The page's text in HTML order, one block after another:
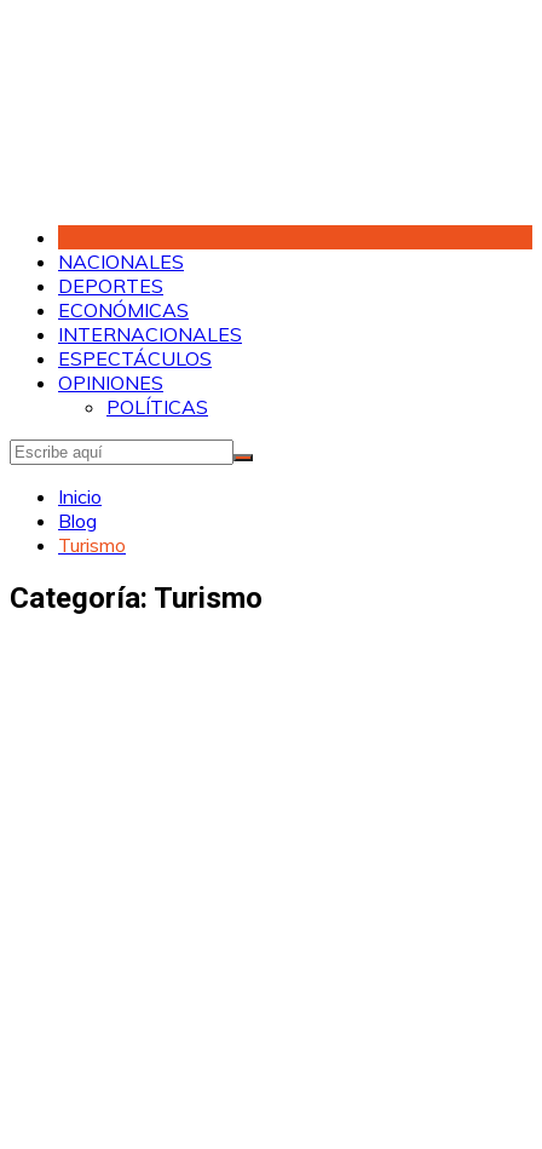
NACIONALES
DEPORTES
ECONÓMICAS
INTERNACIONALES
ESPECTÁCULOS
OPINIONES
POLÍTICAS
Inicio
Blog
Turismo
Categoría: Turismo